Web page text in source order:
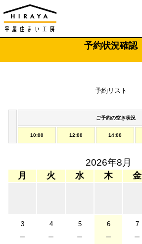
予約状況確認
予約リスト
ご予約の空き状況
10:00 12:00 14:00
2026年8月
月 火 水 木 金
3
－
4
－
5
－
6
－
7
－